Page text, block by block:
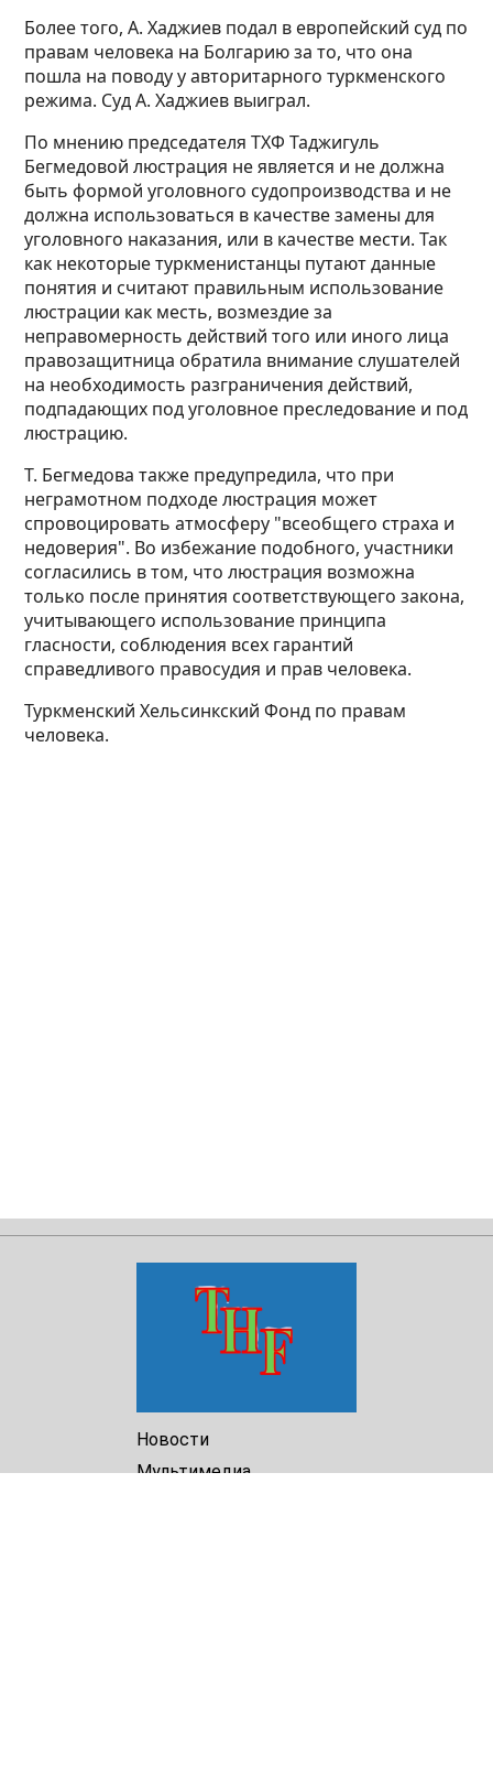
Более того, А. Хаджиев подал в европейский суд по
правам человека на Болгарию за то, что она
пошла на поводу у авторитарного туркменского
режима. Суд А. Хаджиев выиграл.
По мнению председателя ТХФ Таджигуль
Бегмедовой люстрация не является и не должна
быть формой уголовного судопроизводства и не
должна использоваться в качестве замены для
уголовного наказания, или в качестве мести. Так
как некоторые туркменистанцы путают данные
понятия и считают правильным использование
люстрации как месть, возмездие за
неправомерность действий того или иного лица
правозащитница обратила внимание слушателей
на необходимость разграничения действий,
подпадающих под уголовное преследование и под
люстрацию.
Т. Бегмедова также предупредила, что при
неграмотном подходе люстрация может
спровоцировать атмосферу "всеобщего страха и
недоверия". Во избежание подобного, участники
согласились в том, что люстрация возможна
только после принятия соотвeтствующего закона,
учитывающего использование принципа
гласности, соблюдения всех гарантий
справедливого правосудия и прав человека.
Туркменский Хельсинкский Фонд по правам
человека.
Новости
Мультимедиа